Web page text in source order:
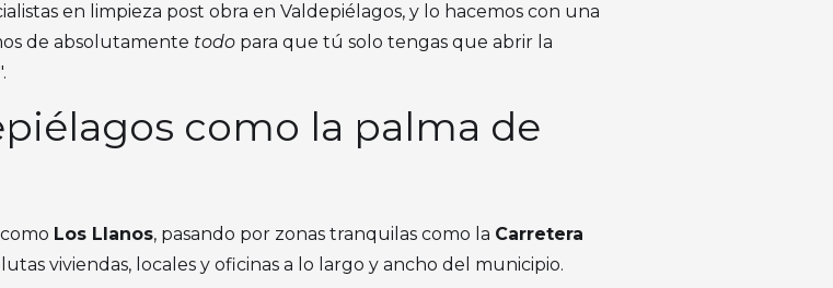
en limpieza post obra en Valdepiélagos, y lo hacemos con una
de absolutamente todo para que tú solo tengas que abrir la
como la palma de
Los Llanos, pasando por zonas tranquilas como la Carretera
viviendas, locales y oficinas a lo largo y ancho del municipio.